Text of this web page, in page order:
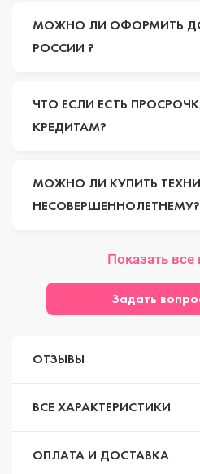
МОЖНО ЛИ ОФОРМИТЬ
РОССИИ ?
ЧТО ЕСЛИ ЕСТЬ
КРЕДИТАМ?
МОЖНО ЛИ КУПИТЬ
НЕСОВЕРШЕННОЛЕТНЕМУ?
Показать
Задать
ОТЗЫВЫ
ВСЕ ХАРАКТЕРИСТИКИ
ОПЛАТА И ДОСТАВКА